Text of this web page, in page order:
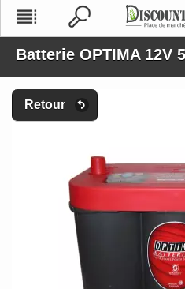
Batterie OPTIMA 12V
Retour